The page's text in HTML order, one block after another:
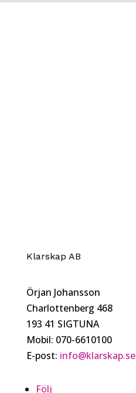
Klarskap AB
Örjan Johansson
Charlottenberg 468
193 41 SIGTUNA
Mobil: 070-6610100
E-post: info@klarskap.se
Följ